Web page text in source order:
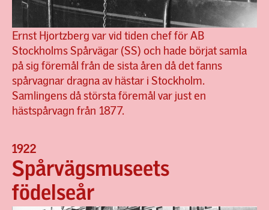
Ernst Hjortzberg var vid tiden chef för AB
Stockholms Spårvägar (SS) och hade börjat samla
på sig föremål från de sista åren då det fanns
spårvagnar dragna av hästar i Stockholm.
Samlingens då största föremål var just en
hästspårvagn från 1877.
1922
Spårvägsmuseets
födelseår